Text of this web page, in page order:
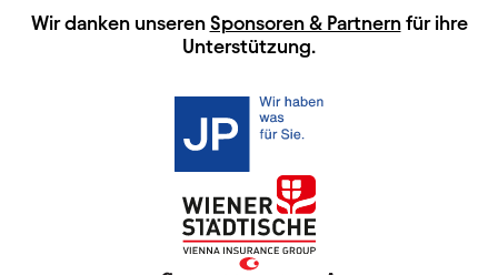
HAUPTSPONSOREN
Wir danken unseren Sponsoren & Partnernfür ihre
Unterstützung.